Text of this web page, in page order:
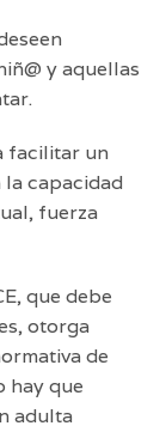
y aquellas
facilitar un
capacidad
fuerza
que debe
otorga
de
hay que
adulta